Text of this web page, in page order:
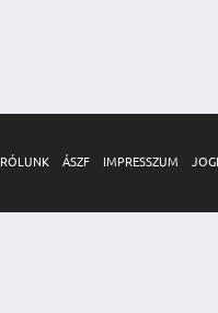
RÓLUNK ÁSZF IMPRESSZUM